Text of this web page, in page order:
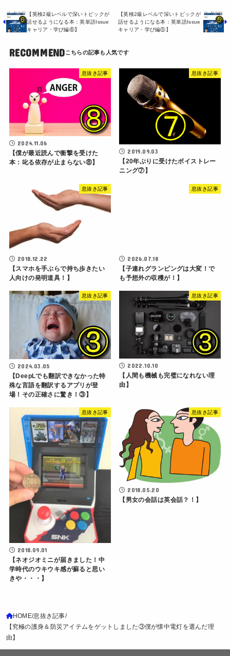
【英検2級レベルで深いトピックが
話せるようになる本：英単語Issue
キャリア・学び編⑥】
【英検2級レベルで深いトピックが
話せるようになる本：英単語Issue
キャリア・学び編⑤】
RECOMMEND
息抜き記事
2024.11.06
【僕が最近読んで衝撃を受けた
本：叱る依存が止まらない⑧】
息抜き記事
2019.09.03
【20年ぶりに受けたボイストレー
ニング⑦】
息抜き記事
2018.12.22
【スマホを手ぶらで持ち歩きたい
人向けの発明道具！】
息抜き記事
2026.07.18
【子連れグランピングは大変！で
も予想外の収穫が！】
息抜き記事
2024.03.05
【DeepLでも翻訳できなかった特
殊な言語を翻訳するアプリが登
場！その正確さに驚き！③】
息抜き記事
2022.10.10
【人間も機械も完璧になれない理
由】
息抜き記事
2018.09.01
【ネオジオミニが届きました！中
学時代のウキウキ感が蘇ると思い
きや・・・】
息抜き記事
2018.05.20
【男女の会話は英会話？！】
HOME 息抜き記事
【究極の護身＆防災アイテムをゲットしました③僕が懐中電灯を選んだ理
由】